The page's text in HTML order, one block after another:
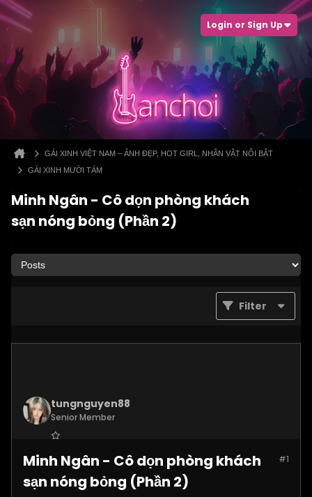
Login or Sign Up
GÁI XINH VIỆT NAM – ẢNH ĐẸP, HOT GIRL, NHÂN VẬT NỔI BẬT
GÁI XINH MƯỜI TÁM
Minh Ngân - Cô dọn phòng khách
sạn nóng bỏng (Phần 2)
Filter
tungnguyen88
Senior Member
Posts: 3619 #1
Minh Ngân - Cô dọn phòng khách
sạn nóng bỏng (Phần 2)